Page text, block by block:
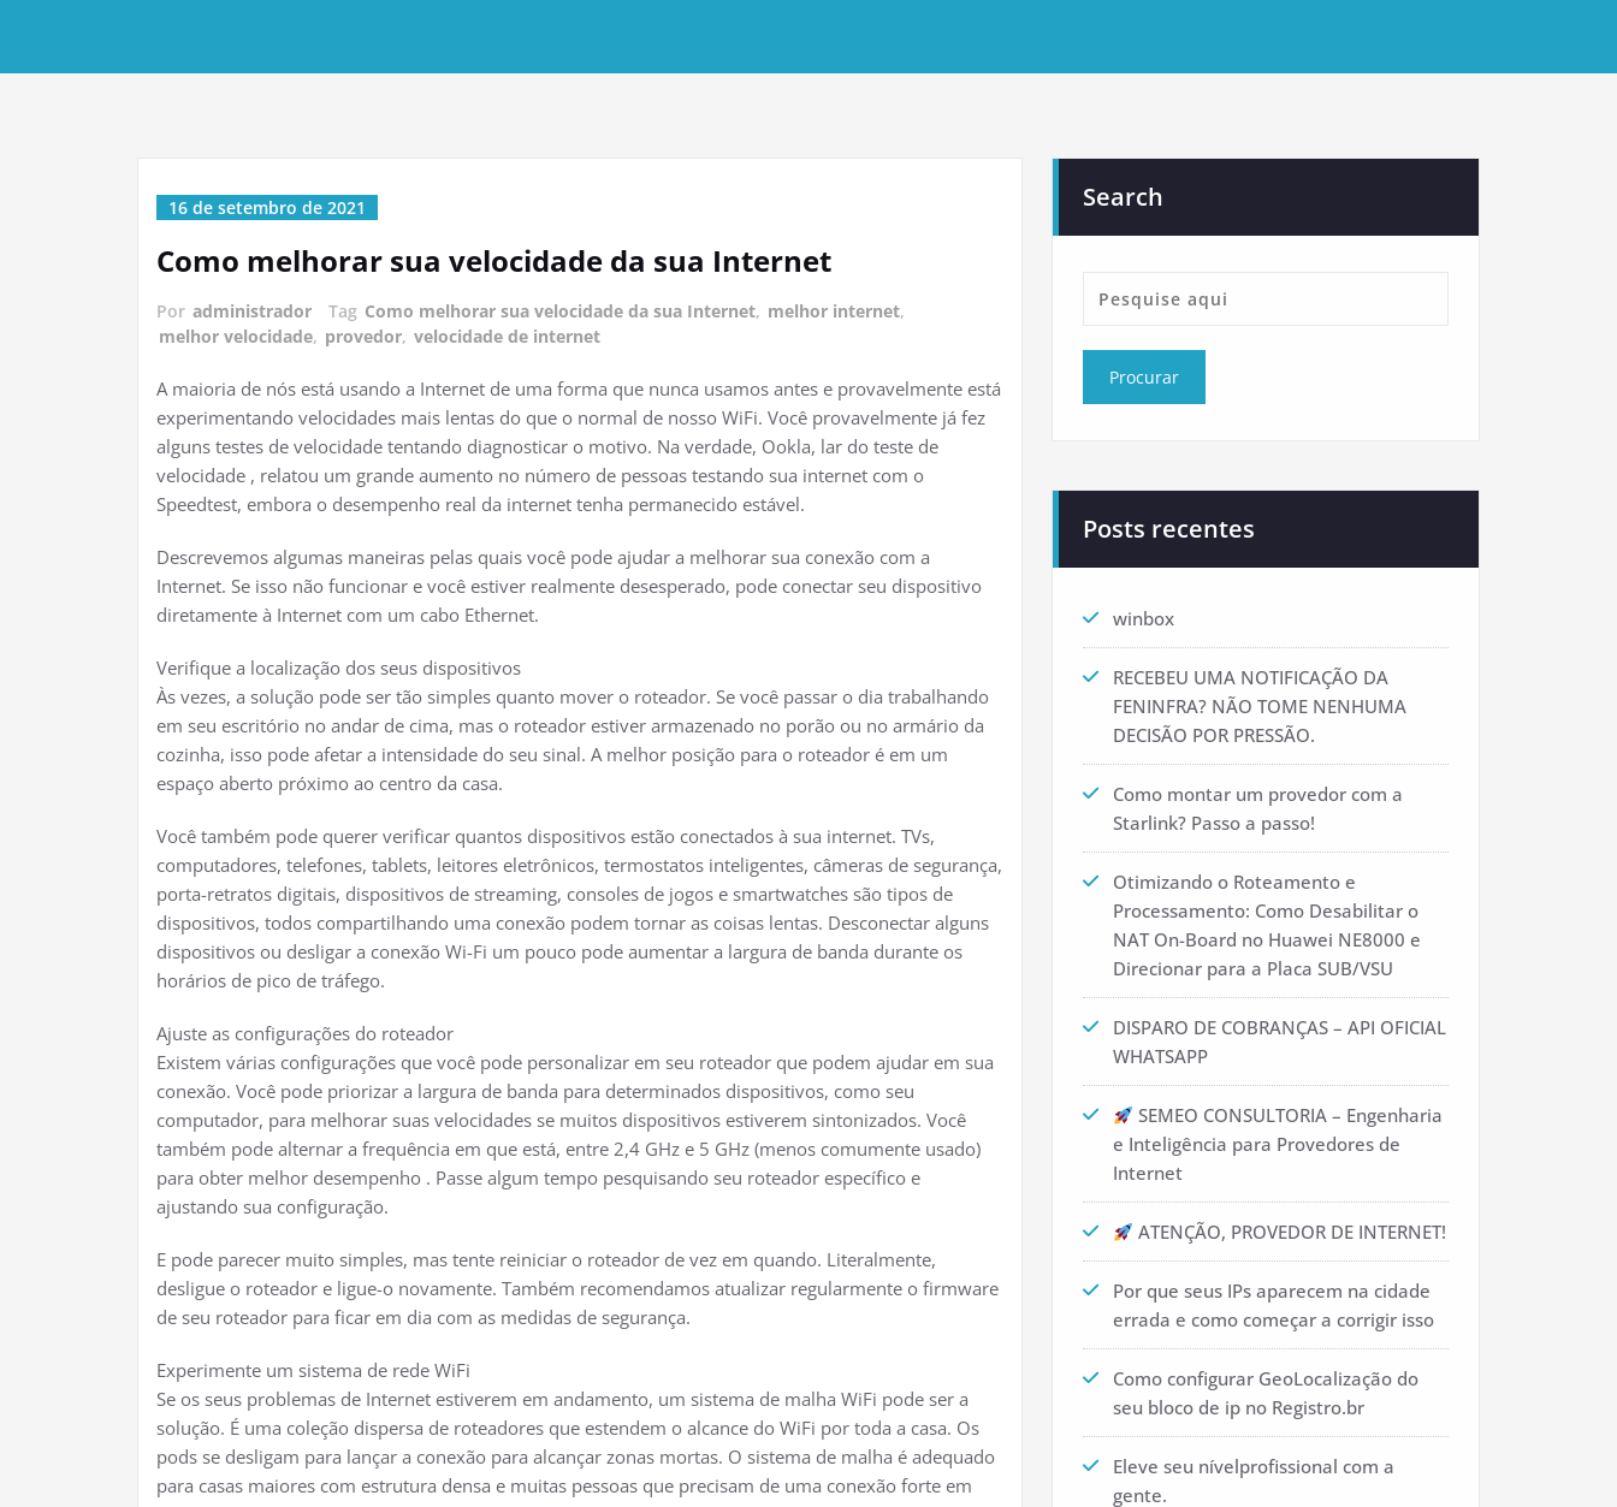
16 de setembro de 2021
Como melhorar sua velocidade da sua Internet
Por administrador Tag Como melhorar sua velocidade da sua Internet, melhor internet,
melhor velocidade, provedor, velocidade de internet
A maioria de nós está usando a Internet de uma forma que nunca usamos antes e provavelmente está
experimentando velocidades mais lentas do que o normal de nosso WiFi. Você provavelmente já fez
alguns testes de velocidade tentando diagnosticar o motivo. Na verdade, Ookla, lar do teste de
velocidade , relatou um grande aumento no número de pessoas testando sua internet com o
Speedtest, embora o desempenho real da internet tenha permanecido estável.
Descrevemos algumas maneiras pelas quais você pode ajudar a melhorar sua conexão com a
Internet. Se isso não funcionar e você estiver realmente desesperado, pode conectar seu dispositivo
diretamente à Internet com um cabo Ethernet.
Verifique a localização dos seus dispositivos
Às vezes, a solução pode ser tão simples quanto mover o roteador. Se você passar o dia trabalhando
em seu escritório no andar de cima, mas o roteador estiver armazenado no porão ou no armário da
cozinha, isso pode afetar a intensidade do seu sinal. A melhor posição para o roteador é em um
espaço aberto próximo ao centro da casa.
Você também pode querer verificar quantos dispositivos estão conectados à sua internet. TVs,
computadores, telefones, tablets, leitores eletrônicos, termostatos inteligentes, câmeras de segurança,
porta-retratos digitais, dispositivos de streaming, consoles de jogos e smartwatches são tipos de
dispositivos, todos compartilhando uma conexão podem tornar as coisas lentas. Desconectar alguns
dispositivos ou desligar a conexão Wi-Fi um pouco pode aumentar a largura de banda durante os
horários de pico de tráfego.
Ajuste as configurações do roteador
Existem várias configurações que você pode personalizar em seu roteador que podem ajudar em sua
conexão. Você pode priorizar a largura de banda para determinados dispositivos, como seu
computador, para melhorar suas velocidades se muitos dispositivos estiverem sintonizados. Você
também pode alternar a frequência em que está, entre 2,4 GHz e 5 GHz (menos comumente usado)
para obter melhor desempenho . Passe algum tempo pesquisando seu roteador específico e
ajustando sua configuração.
E pode parecer muito simples, mas tente reiniciar o roteador de vez em quando. Literalmente,
desligue o roteador e ligue-o novamente. Também recomendamos atualizar regularmente o firmware
de seu roteador para ficar em dia com as medidas de segurança.
Experimente um sistema de rede WiFi
Se os seus problemas de Internet estiverem em andamento, um sistema de malha WiFi pode ser a
solução. É uma coleção dispersa de roteadores que estendem o alcance do WiFi por toda a casa. Os
pods se desligam para lançar a conexão para alcançar zonas mortas. O sistema de malha é adequado
para casas maiores com estrutura densa e muitas pessoas que precisam de uma conexão forte em
Search
Posts recentes
winbox
RECEBEU UMA NOTIFICAÇÃO DA
FENINFRA? NÃO TOME NENHUMA
DECISÃO POR PRESSÃO.
Como montar um provedor com a
Starlink? Passo a passo!
Otimizando o Roteamento e
Processamento: Como Desabilitar o
NAT On-Board no Huawei NE8000 e
Direcionar para a Placa SUB/VSU
DISPARO DE COBRANÇAS – API OFICIAL
WHATSAPP
SEMEO CONSULTORIA – Engenharia
e Inteligência para Provedores de
Internet
ATENÇÃO, PROVEDOR DE INTERNET!
Por que seus IPs aparecem na cidade
errada e como começar a corrigir isso
Como configurar GeoLocalização do
seu bloco de ip no Registro.br
Eleve seu nívelprofissional com a
gente.